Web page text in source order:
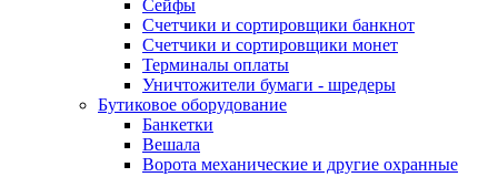
Сейфы
Счетчики и сортировщики банкнот
Счетчики и сортировщики монет
Терминалы оплаты
Уничтожители бумаги - шредеры
Бутиковое оборудование
Банкетки
Вешала
Ворота механические и другие охранные